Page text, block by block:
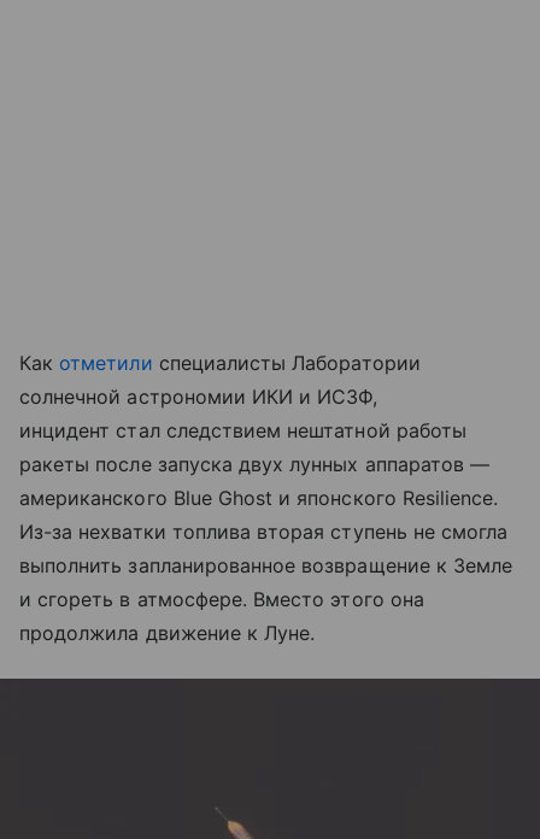
Как отметили специалисты Лаборатории
солнечной астрономии ИКИ и ИСЗФ,
инцидент стал следствием нештатной работы
ракеты после запуска двух лунных аппаратов —
американского Blue Ghost и японского Resilience.
Из-за нехватки топлива вторая ступень не смогла
выполнить запланированное возвращение к Земле
и сгореть в атмосфере. Вместо этого она
продолжила движение к Луне.